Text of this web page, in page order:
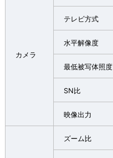
カメラ
テレビ方式
水平解像度
最低被写体照度
SN比
映像出力
ズーム比